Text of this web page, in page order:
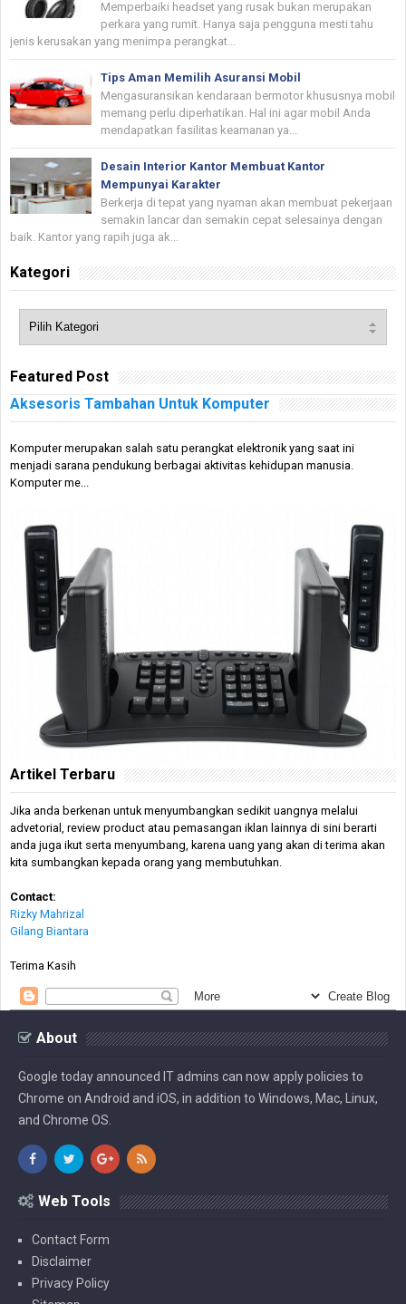
Memperbaiki headset yang rusak bukan merupakan
perkara yang rumit. Hanya saja pengguna mesti tahu
jenis kerusakan yang menimpa perangkat...
Tips Aman Memilih Asuransi Mobil
Mengasuransikan kendaraan bermotor khususnya mobil
memang perlu diperhatikan. Hal ini agar mobil Anda
mendapatkan fasilitas keamanan ya...
Desain Interior Kantor Membuat Kantor
Mempunyai Karakter
Berkerja di tepat yang nyaman akan membuat pekerjaan
semakin lancar dan semakin cepat selesainya dengan
baik. Kantor yang rapih juga ak...
Kategori
Featured Post
Aksesoris Tambahan Untuk Komputer
Komputer merupakan salah satu perangkat elektronik yang saat ini
menjadi sarana pendukung berbagai aktivitas kehidupan manusia.
Komputer me...
Artikel Terbaru
Jika anda berkenan untuk menyumbangkan sedikit uangnya melalui
advetorial, review product atau pemasangan iklan lainnya di sini berarti
anda juga ikut serta menyumbang, karena uang yang akan di terima akan
kita sumbangkan kepada orang yang membutuhkan.
Contact:
Rizky Mahrizal
Gilang Biantara
Terima Kasih
About
Google today announced IT admins can now apply policies to
Chrome on Android and iOS, in addition to Windows, Mac, Linux,
and Chrome OS.
Web Tools
Contact Form
Disclaimer
Privacy Policy